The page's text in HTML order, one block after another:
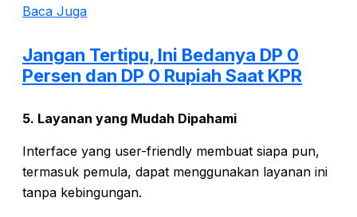
Baca Juga
Jangan Tertipu, Ini Bedanya DP 0
Persen dan DP 0 Rupiah Saat KPR
5. Layanan yang Mudah Dipahami
Interface yang user-friendly membuat siapa pun,
termasuk pemula, dapat menggunakan layanan ini
tanpa kebingungan.